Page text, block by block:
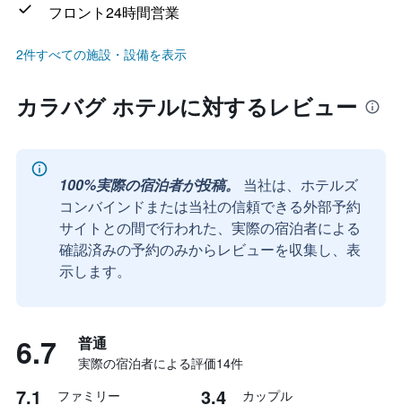
フロント24時間営業
2件すべての施設・設備を表示
カラバグ ホテルに対するレビュー
100%実際の宿泊者が投稿。
当社は、ホテルズ
コンバインドまたは当社の信頼できる外部予約
サイトとの間で行われた、実際の宿泊者による
確認済みの予約のみからレビューを収集し、表
示します。
6.7 普通
実際の宿泊者による評価14​件
7.1 ファミリー 3.4 カップル